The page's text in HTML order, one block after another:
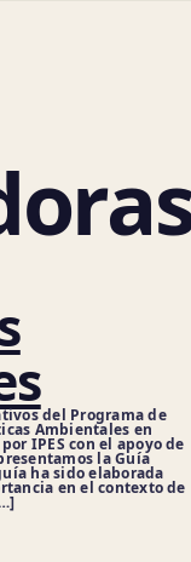
del Programa de
Ambientales en
IPES con el apoyo de
la Guía
ha sido elaborada
en el contexto de